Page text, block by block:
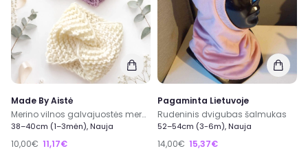
Made By Aistė
Merino vilnos galvajuostės mergaitei
38–40cm (1–3mėn), Nauja
10,00€ 11,17€
Pagaminta Lietuvoje
Rudeninis dvigubas šalmukas
52–54cm (3-6m), Nauja
14,00€ 15,37€